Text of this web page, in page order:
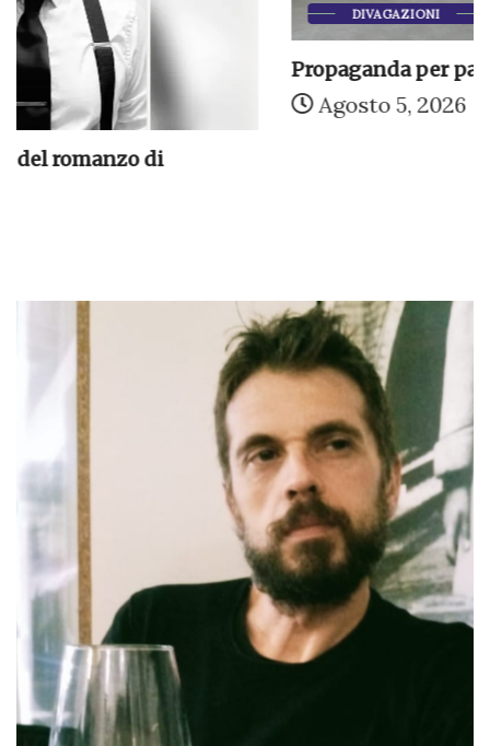
DIVAGAZIONI
Propaganda per parenti e amici
Agosto 5, 2026